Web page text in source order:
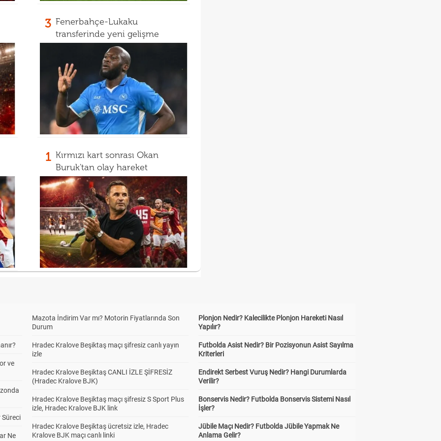
3 Fenerbahçe-Lukaku
transferinde yeni gelişme
1 Kırmızı kart sonrası Okan
Buruk'tan olay hareket
ve
Süreci
Ne
Mazota İndirim Var mı? Motorin Fiyatlarında Son
Durum
Hradec Kralove Beşiktaş maçı şifresiz canlı yayın
izle
Hradec Kralove Beşiktaş CANLI İZLE ŞİFRESİZ
(Hradec Kralove BJK)
Hradec Kralove Beşiktaş maçı şifresiz S Sport Plus
izle, Hradec Kralove BJK link
Hradec Kralove Beşiktaş ücretsiz izle, Hradec
Kralove BJK maçı canlı linki
Plonjon Nedir? Kalecilikte Plonjon Hareketi Nasıl
Yapılır?
Futbolda Asist Nedir? Bir Pozisyonun Asist Sayılma
Kriterleri
Endirekt Serbest Vuruş Nedir? Hangi Durumlarda
Verilir?
Bonservis Nedir? Futbolda Bonservis Sistemi Nasıl
İşler?
Jübile Maçı Nedir? Futbolda Jübile Yapmak Ne
Anlama Gelir?